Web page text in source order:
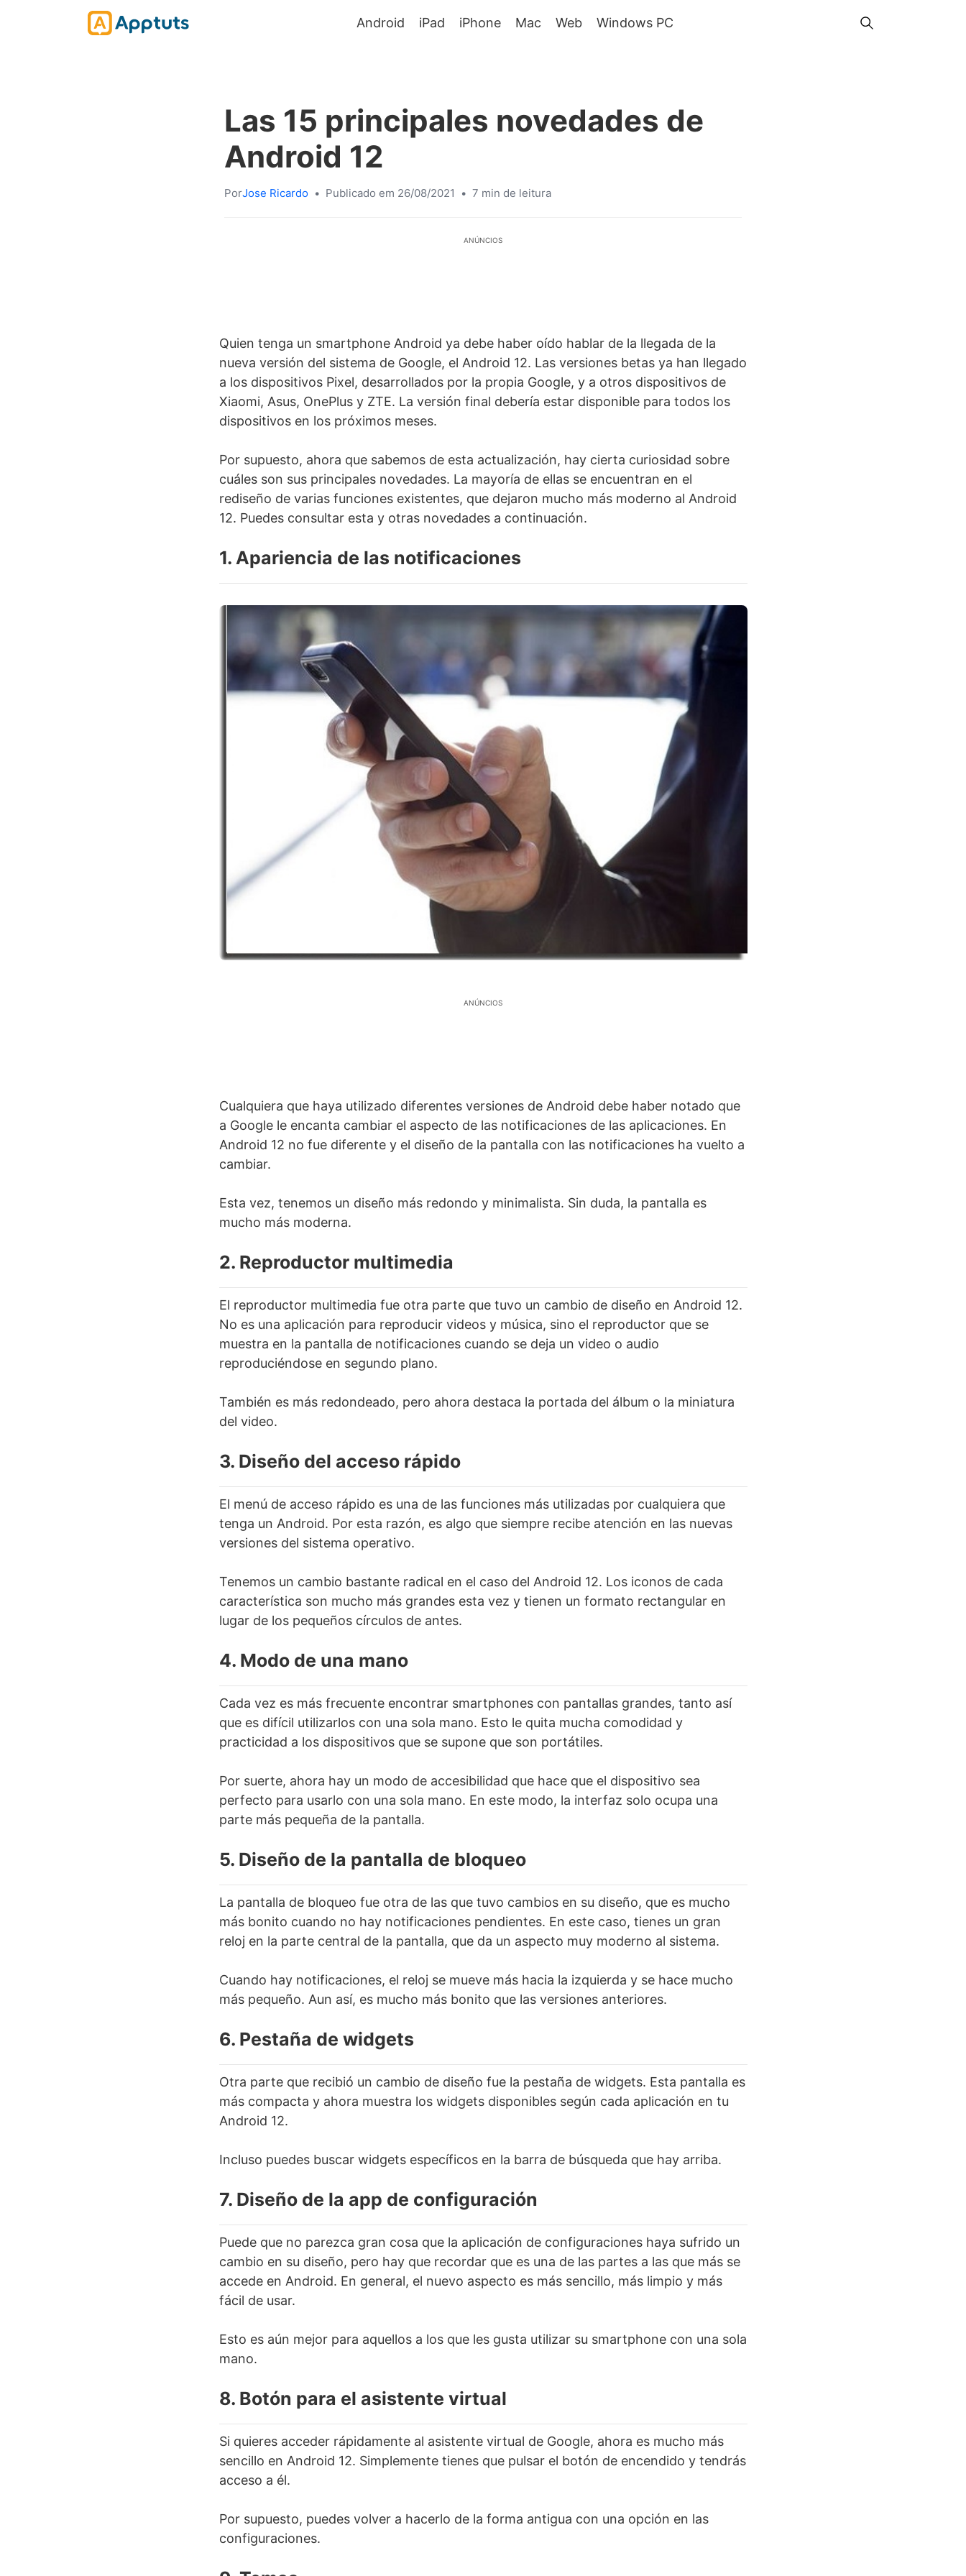
Android iPad iPhone Mac Web Windows PC
Las 15 principales novedades de
Android 12
PorJose Ricardo • Publicado em 26/08/2021 • 7 min de leitura
ANÚNCIOS
Quien tenga un smartphone Android ya debe haber oído hablar de la llegada de la
nueva versión del sistema de Google, el Android 12. Las versiones betas ya han llegado
a los dispositivos Pixel, desarrollados por la propia Google, y a otros dispositivos de
Xiaomi, Asus, OnePlus y ZTE. La versión final debería estar disponible para todos los
dispositivos en los próximos meses.
Por supuesto, ahora que sabemos de esta actualización, hay cierta curiosidad sobre
cuáles son sus principales novedades. La mayoría de ellas se encuentran en el
rediseño de varias funciones existentes, que dejaron mucho más moderno al Android
12. Puedes consultar esta y otras novedades a continuación.
1. Apariencia de las notificaciones
ANÚNCIOS
Cualquiera que haya utilizado diferentes versiones de Android debe haber notado que
a Google le encanta cambiar el aspecto de las notificaciones de las aplicaciones. En
Android 12 no fue diferente y el diseño de la pantalla con las notificaciones ha vuelto a
cambiar.
Esta vez, tenemos un diseño más redondo y minimalista. Sin duda, la pantalla es
mucho más moderna.
2. Reproductor multimedia
El reproductor multimedia fue otra parte que tuvo un cambio de diseño en Android 12.
No es una aplicación para reproducir videos y música, sino el reproductor que se
muestra en la pantalla de notificaciones cuando se deja un video o audio
reproduciéndose en segundo plano.
También es más redondeado, pero ahora destaca la portada del álbum o la miniatura
del video.
3. Diseño del acceso rápido
El menú de acceso rápido es una de las funciones más utilizadas por cualquiera que
tenga un Android. Por esta razón, es algo que siempre recibe atención en las nuevas
versiones del sistema operativo.
Tenemos un cambio bastante radical en el caso del Android 12. Los iconos de cada
característica son mucho más grandes esta vez y tienen un formato rectangular en
lugar de los pequeños círculos de antes.
4. Modo de una mano
Cada vez es más frecuente encontrar smartphones con pantallas grandes, tanto así
que es difícil utilizarlos con una sola mano. Esto le quita mucha comodidad y
practicidad a los dispositivos que se supone que son portátiles.
Por suerte, ahora hay un modo de accesibilidad que hace que el dispositivo sea
perfecto para usarlo con una sola mano. En este modo, la interfaz solo ocupa una
parte más pequeña de la pantalla.
5. Diseño de la pantalla de bloqueo
La pantalla de bloqueo fue otra de las que tuvo cambios en su diseño, que es mucho
más bonito cuando no hay notificaciones pendientes. En este caso, tienes un gran
reloj en la parte central de la pantalla, que da un aspecto muy moderno al sistema.
Cuando hay notificaciones, el reloj se mueve más hacia la izquierda y se hace mucho
más pequeño. Aun así, es mucho más bonito que las versiones anteriores.
6. Pestaña de widgets
Otra parte que recibió un cambio de diseño fue la pestaña de widgets. Esta pantalla es
más compacta y ahora muestra los widgets disponibles según cada aplicación en tu
Android 12.
Incluso puedes buscar widgets específicos en la barra de búsqueda que hay arriba.
7. Diseño de la app de configuración
Puede que no parezca gran cosa que la aplicación de configuraciones haya sufrido un
cambio en su diseño, pero hay que recordar que es una de las partes a las que más se
accede en Android. En general, el nuevo aspecto es más sencillo, más limpio y más
fácil de usar.
Esto es aún mejor para aquellos a los que les gusta utilizar su smartphone con una sola
mano.
8. Botón para el asistente virtual
Si quieres acceder rápidamente al asistente virtual de Google, ahora es mucho más
sencillo en Android 12. Simplemente tienes que pulsar el botón de encendido y tendrás
acceso a él.
Por supuesto, puedes volver a hacerlo de la forma antigua con una opción en las
configuraciones.